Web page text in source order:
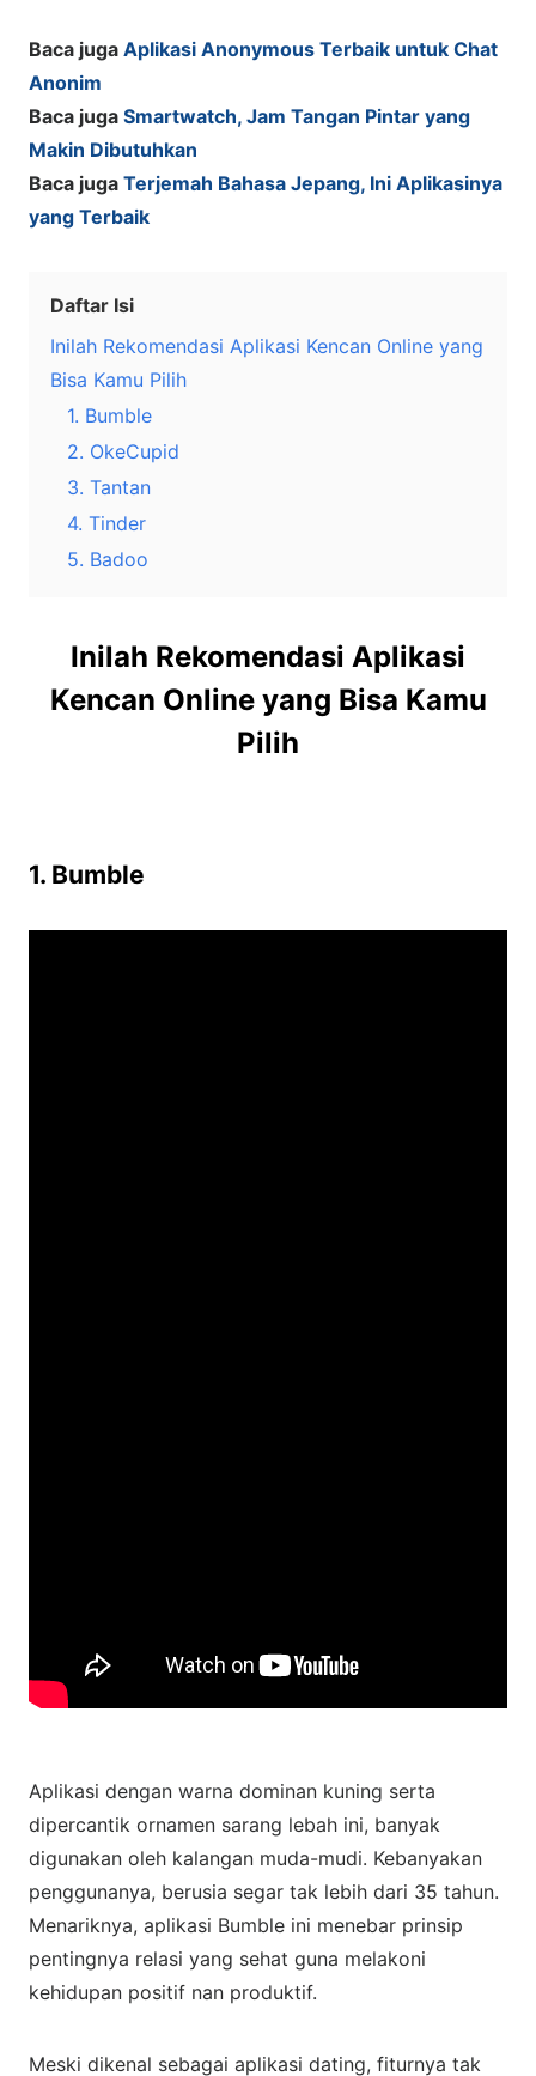
Baca juga Aplikasi Anonymous Terbaik untuk Chat
Anonim
Baca juga Smartwatch, Jam Tangan Pintar yang
Makin Dibutuhkan
Baca juga Terjemah Bahasa Jepang, Ini Aplikasinya
yang Terbaik
Daftar Isi
Inilah Rekomendasi Aplikasi Kencan Online yang
Bisa Kamu Pilih
1. Bumble
2. OkeCupid
3. Tantan
4. Tinder
5. Badoo
Inilah Rekomendasi Aplikasi
Kencan Online yang Bisa Kamu
Pilih
1. Bumble
Aplikasi dengan warna dominan kuning serta
dipercantik ornamen sarang lebah ini, banyak
digunakan oleh kalangan muda-mudi. Kebanyakan
penggunanya, berusia segar tak lebih dari 35 tahun.
Menariknya, aplikasi Bumble ini menebar prinsip
pentingnya relasi yang sehat guna melakoni
kehidupan positif nan produktif.
Meski dikenal sebagai aplikasi dating, fiturnya tak